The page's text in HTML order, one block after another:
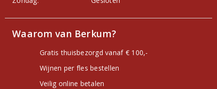
Waarom van Berkum?
Gratis thuisbezorgd vanaf € 100,-
Wijnen per fles bestellen
Veilig online betalen